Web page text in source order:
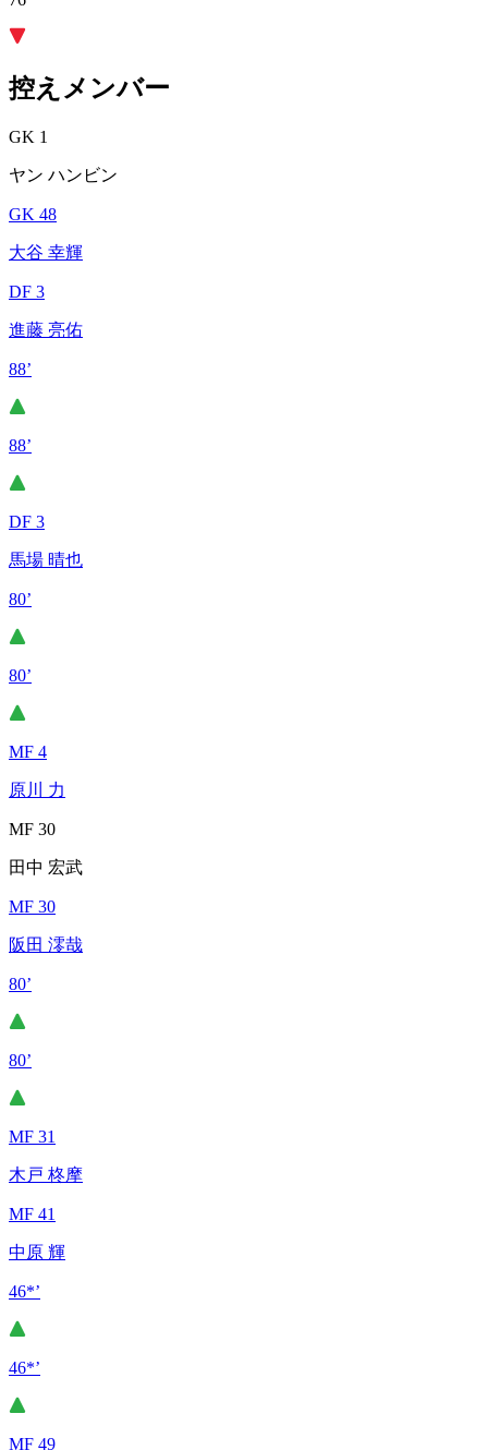
控えメンバー
GK 1
ヤン ハンビン
GK 48
大谷 幸輝
DF 3
進藤 亮佑
88’
88’
DF 3
馬場 晴也
80’
80’
MF 4
原川 力
MF 30
田中 宏武
MF 30
阪田 澪哉
80’
80’
MF 31
木戸 柊摩
MF 41
中原 輝
46*’
46*’
MF 49